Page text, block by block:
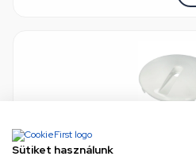
Sütiket használunk